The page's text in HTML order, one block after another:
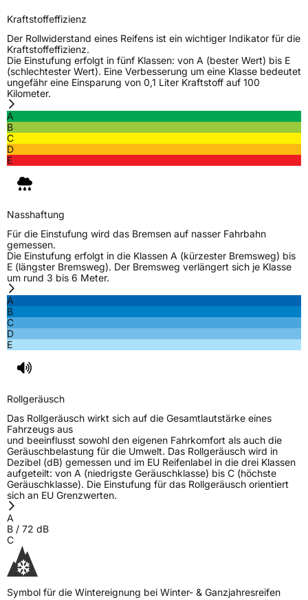
ZustandNeureifen
M+SJa
OffroadJa
EU Label
EffizienzD
Nasshaftung
Rollgeräusch (dB)72
FahrzeugklasseC1
Allgemeine Produktsicherheit (GPSR)
Herstellerkontakt
Hellevoetsluis Niederlande,
Kraftstoffeffizienz
Der Rollwiderstand eines Reifens ist ein wichtiger Indikator für die
Kraftstoffeffizienz.
Die Einstufung erfolgt in fünf Klassen: von A (bester Wert) bis E
(schlechtester Wert). Eine Verbesserung um eine Klasse bedeutet
ungefähr eine Einsparung von 0,1 Liter Kraftstoff auf 100
Kilometer.
A
B
C
D
E
Nasshaftung
Für die Einstufung wird das Bremsen auf nasser Fahrbahn
gemessen.
Die Einstufung erfolgt in die Klassen A (kürzester Bremsweg) bis
E (längster Bremsweg). Der Bremsweg verlängert sich je Klasse
um rund 3 bis 6 Meter.
A
B
C
D
E
Rollgeräusch
Das Rollgeräusch wirkt sich auf die Gesamtlautstärke eines
Fahrzeugs aus
und beeinflusst sowohl den eigenen Fahrkomfort als auch die
Geräuschbelastung für die Umwelt. Das Rollgeräusch wird in
Dezibel (dB) gemessen und im EU Reifenlabel in die drei Klassen
aufgeteilt: von A (niedrigste Geräuschklasse) bis C (höchste
Geräuschklasse). Die Einstufung für das Rollgeräusch orientiert
sich an EU Grenzwerten.
A
B / 72 dB
C
Symbol für die Wintereignung bei Winter- & Ganzjahresreifen